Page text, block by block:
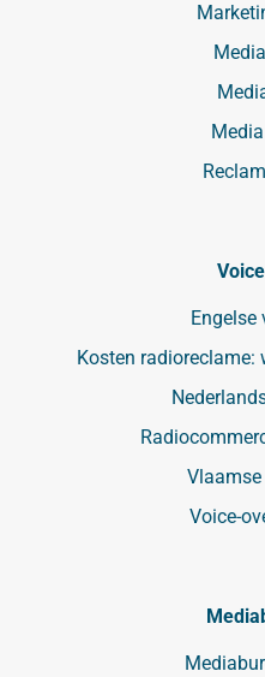
Engelse
Kosten radioreclame:
Vlaamse
Voice-